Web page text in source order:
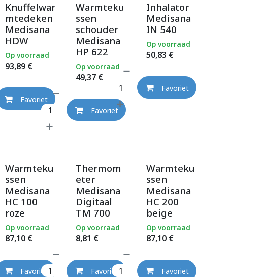
Knuffelwar
mtedeken
Medisana
HDW
93,89€
Op voorraad
Favoriet
Warmteku
ssen
schouder
Medisana
HP 622
49,37€
Op voorraad
Favoriet
Inhalator
Medisana
IN 540
50,83 €
Op voorraad
Favoriet
Warmteku
ssen
Medisana
HC 100
roze
87,10€
Op voorraad
Favoriet
Thermom
eter
Medisana
Digitaal
TM 700
8,81 €
Op voorraad
Favoriet
Warmteku
ssen
Medisana
HC 200
beige
87,10€
Op voorraad
Favoriet